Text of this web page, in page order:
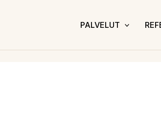
PALVELUT